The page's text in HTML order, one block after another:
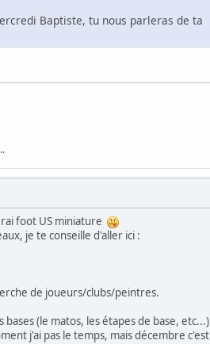
Baptiste, tu nous parleras de ta
foot US miniature
je te conseille d'aller ici :
de joueurs/clubs/peintres.
(le matos, les étapes de base,
j'ai pas le temps, mais décembre